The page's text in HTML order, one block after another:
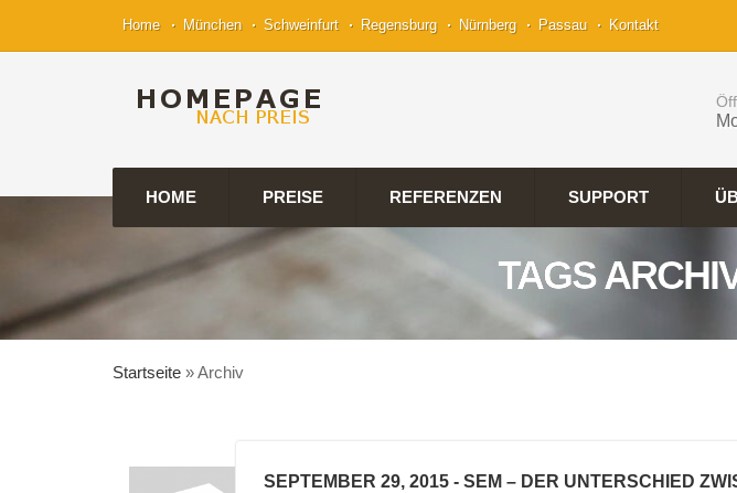
Home München Schweinfurt Regensburg Nürnberg Passau Kontakt
HOME PREISE REFERENZEN SUPPORT
TAGS
Startseite »Archiv
SEPTEMBER 29, 2015 - SEM – DER UNTERSCHIED